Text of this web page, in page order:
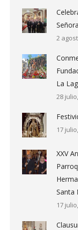
2
La
28
17
XXV
Santa
17